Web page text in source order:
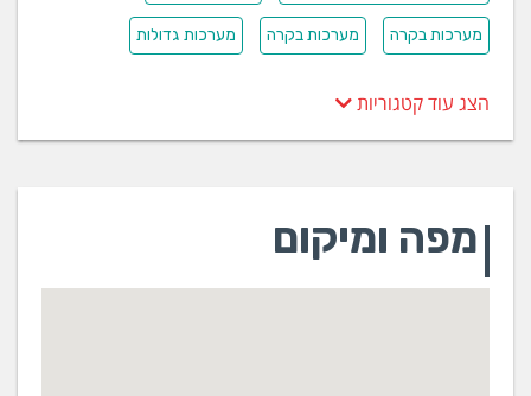
מערכות בקרה מערכות בקרה מערכות גדולות
הצג עוד קטגוריות
מפה ומיקום